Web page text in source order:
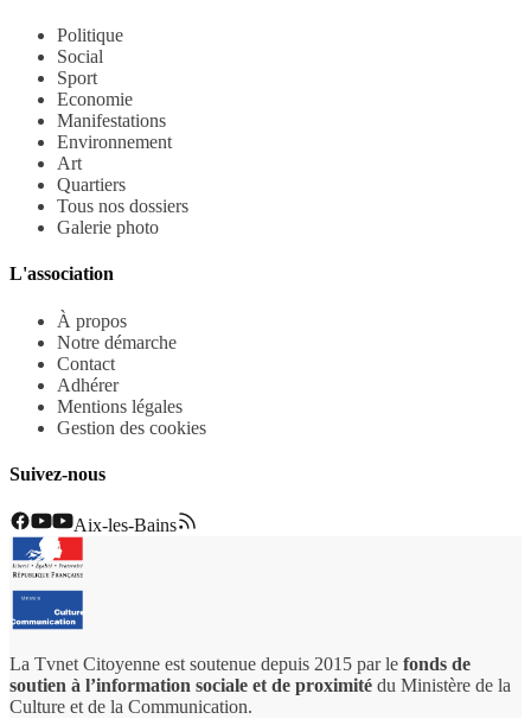
Politique
Social
Sport
Economie
Manifestations
Environnement
Art
Quartiers
Tous nos dossiers
Galerie photo
L'association
À propos
Notre démarche
Contact
Adhérer
Mentions légales
Gestion des cookies
Suivez-nous
Aix-les-Bains
La Tvnet Citoyenne est soutenue depuis 2015 par le fonds de
soutien à l’information sociale et de proximité du Ministère de la
Culture et de la Communication.